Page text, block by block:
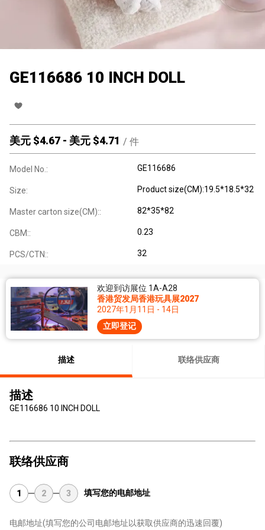
GE116686 10 INCH DOLL
美元 $4.67 - 美元 $4.71 / 件
Model No.: GE116686
Size: Product size(CM):19.5*18.5*32
Master carton size(CM):: 82*35*82
CBM:: 0.23
PCS/CTN:: 32
欢迎到访展位 1A-A28
香港贸发局香港玩具展2027
2027年1月11日 - 14日
立即登记
描述 联络供应商
描述
GE116686 10 INCH DOLL
联络供应商
1 2 3 填写您的电邮地址
电邮地址(填写您的公司电邮地址以获取供应商的迅速回覆)